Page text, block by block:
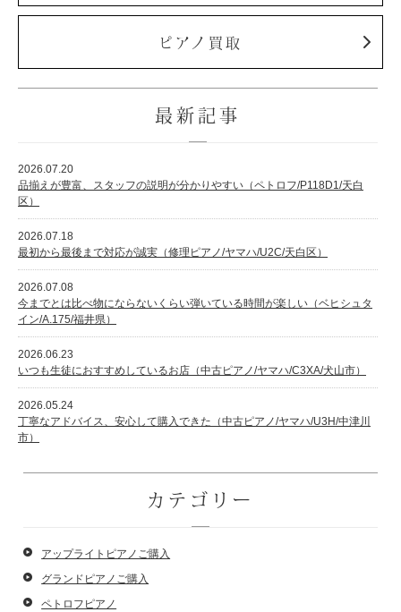
ピアノ買取
最新記事
2026.07.20
品揃えが豊富、スタッフの説明が分かりやすい（ペトロフ/P118D1/天白
区）
2026.07.18
最初から最後まで対応が誠実（修理ピアノ/ヤマハ/U2C/天白区）
2026.07.08
今までとは比べ物にならないくらい弾いている時間が楽しい（ベヒシュタ
イン/A.175/福井県）
2026.06.23
いつも生徒におすすめしているお店（中古ピアノ/ヤマハ/C3XA/犬山市）
2026.05.24
丁寧なアドバイス、安心して購入できた（中古ピアノ/ヤマハ/U3H/中津川
市）
カテゴリー
アップライトピアノご購入
グランドピアノご購入
ペトロフピアノ